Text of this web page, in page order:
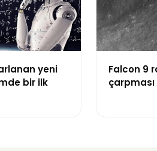
yeni
bir ilk
Falcon 9